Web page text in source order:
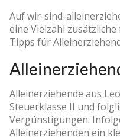
Auf wir-sind-
eine Vielzahl
Tipps für
Alleinerziehende aus
Steuerklasse II und
Vergünstigungen.
Alleinerziehenden ein